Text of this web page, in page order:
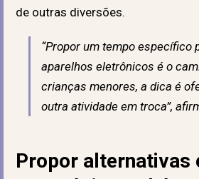
de outras diversões.
“Propor um tempo específico
aparelhos eletrônicos é o
crianças menores, a dica é
outra atividade em troca”,
Propor alternativas